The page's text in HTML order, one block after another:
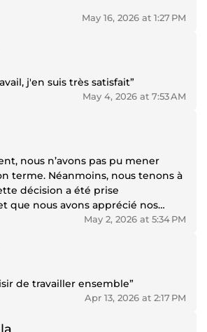
May 16, 2026 at 1:27 PM
j'en suis très satisfait”
May 4, 2026 at 7:53 AM
nous n’avons pas pu mener
terme. Néanmoins, nous tenons à
décision a été prise
que nous avons apprécié nos
Nous recommandons.”
May 2, 2026 at 5:34 PM
de travailler ensemble”
Apr 13, 2026 at 2:17 PM